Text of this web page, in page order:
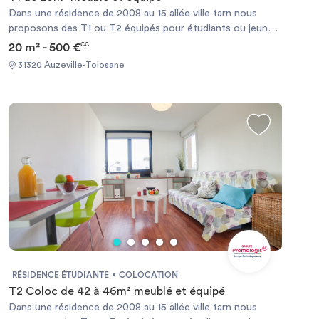
Dans une résidence de 2008 au 15 allée ville tarn nous
proposons des T1 ou T2 équipés pour étudiants ou jeunes
actifs de moins de 30ans à Auzeville Tolosane, à proximité
des écoles
20 m² - 500 €CC
31320 Auzeville-Tolosane
RÉSIDENCE ÉTUDIANTE COLOCATION
T2 Coloc de 42 à 46m² meublé et équipé
Dans une résidence de 2008 au 15 allée ville tarn nous